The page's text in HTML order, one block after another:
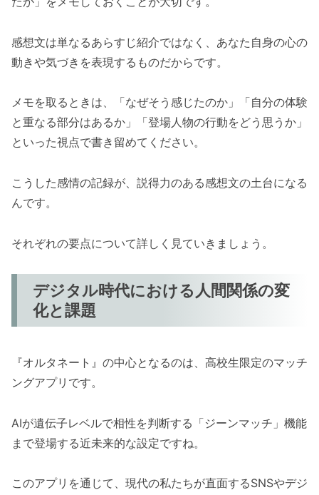
感想文は単なるあらすじ紹介ではなく、あなた自身の心の
動きや気づきを表現するものだからです。
メモを取るときは、「なぜそう感じたのか」「自分の体験
と重なる部分はあるか」「登場人物の行動をどう思うか」
といった視点で書き留めてください。
こうした感情の記録が、説得力のある感想文の土台になる
んです。
それぞれの要点について詳しく見ていきましょう。
デジタル時代における人間関係の変
化と課題
『オルタネート』の中心となるのは、高校生限定のマッチ
ングアプリです。
AIが遺伝子レベルで相性を判断する「ジーンマッチ」機能
まで登場する近未来的な設定ですね。
このアプリを通じて、現代の私たちが直面するSNSやデジ